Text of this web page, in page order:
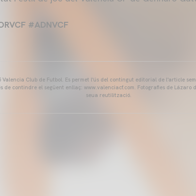
#ADNVCF
Valencia Club de Futbol. Es permet l'ús del contingut editorial de l'article
de contindre el següent enllaç: www.valenciacf.com. Fotografies de Lázaro
seua reutilització.